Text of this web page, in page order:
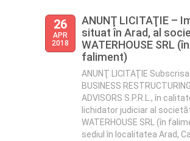
26
APR
2018
ANUNŢ LICITAŢIE –
situat în Arad, al
WATERHOUSE SRL (în
faliment)
ANUNŢ LICITAŢIE Subscrisa
BUSINESS RESTRUCTURING
ADVISORS S.P.R.L., în
lichidator judiciar al
WATERHOUSE SRL (în
sediul în localitatea Arad,